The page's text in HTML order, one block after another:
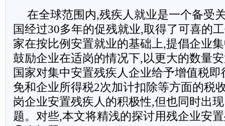
在全球范围内,残疾人就业是一个备受
国经过30多年的促残就业,取得了可喜的
家在按比例安置就业的基础上,提倡企业
鼓励企业在适岗的情况下,以更大的数量
国家对集中安置残疾人企业给予增值税
免和企业所得税2次加计扣除等方面的税
岗企业安置残疾人的积极性,但也同时出
题。对些,本文将精浅的探讨用残企业安